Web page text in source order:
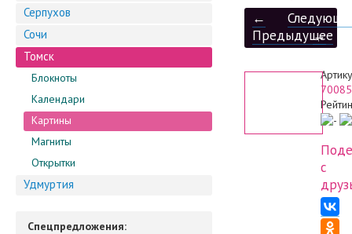
Серпухов
Сочи
Томск
Блокноты
Календари
Картины
Магниты
Открытки
Удмуртия
Спецпредложения:
←
Предыдущее
→
70085
с